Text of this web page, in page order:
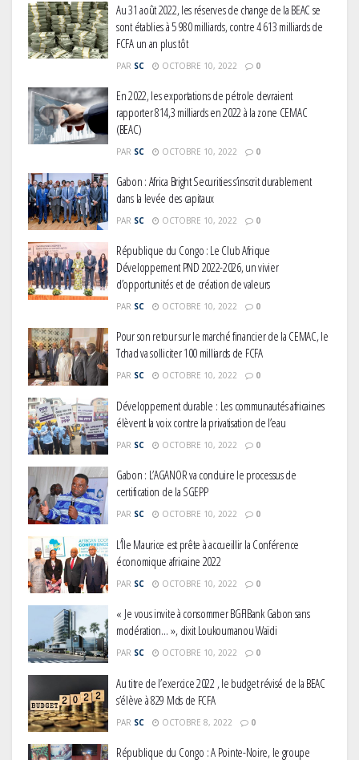
Au 31 août 2022, les réserves de change de la BEAC se
sont établies à 5 980 milliards, contre 4 613 milliards de
FCFA un an plus tôt
PAR SC OCTOBRE 10, 2022 0
En 2022, les exportations de pétrole devraient
rapporter 814,3 milliards en 2022 à la zone CEMAC
(BEAC)
PAR SC OCTOBRE 10, 2022 0
Gabon : Africa Bright Securities s’inscrit durablement
dans la levée des capitaux
PAR SC OCTOBRE 10, 2022 0
République du Congo : Le Club Afrique
Développement PND 2022-2026, un vivier
d’opportunités et de création de valeurs
PAR SC OCTOBRE 10, 2022 0
Pour son retour sur le marché financier de la CEMAC, le
Tchad va solliciter 100 milliards de FCFA
PAR SC OCTOBRE 10, 2022 0
Développement durable : Les communautés africaines
élèvent la voix contre la privatisation de l’eau
PAR SC OCTOBRE 10, 2022 0
Gabon : L’AGANOR va conduire le processus de
certification de la SGEPP
PAR SC OCTOBRE 10, 2022 0
L’Île Maurice est prête à accueillir la Conférence
économique africaine 2022
PAR SC OCTOBRE 10, 2022 0
« Je vous invite à consommer BGFIBank Gabon sans
modération… », dixit Loukoumanou Waïdi
PAR SC OCTOBRE 10, 2022 0
Au titre de l’exercice 2022 , le budget révisé de la BEAC
s’élève à 829 Mds de FCFA
PAR SC OCTOBRE 8, 2022 0
République du Congo : A Pointe-Noire, le groupe